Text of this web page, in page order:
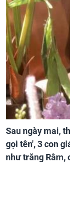
Sau ngày mai,
gọi tên', 3 con
như trăng Rằm,